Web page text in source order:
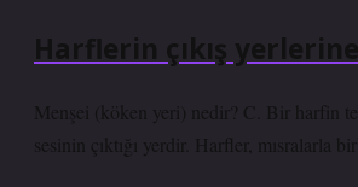
Harflerin çıkış
Menşei (köken yeri) nedir? C. Bir harfin
sesinin çıktığı yerdir. Harfler, mısralarla